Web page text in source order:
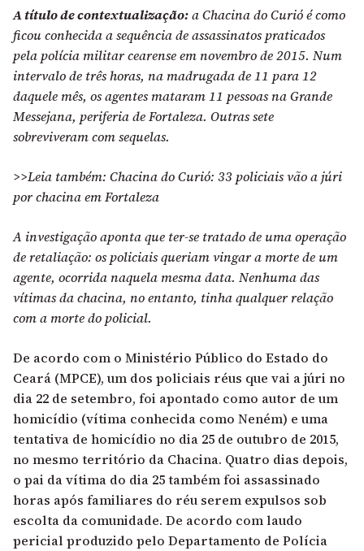
A título de contextualização:a Chacina do Curió é como
ficou conhecida a sequência de assassinatos praticados
pela polícia militar cearense em novembro de 2015. Num
intervalo de três horas, na madrugada de 11 para 12
daquele mês, os agentes mataram 11 pessoas na Grande
Messejana, periferia de Fortaleza. Outras sete
sobreviveram com sequelas.
>>Leia também: Chacina do Curió: 33 policiais vão a júri
por chacina em Fortaleza
A investigação aponta que ter-se tratado de uma operação
de retaliação: os policiais queriam vingar a morte de um
agente, ocorrida naquela mesma data. Nenhuma das
vítimas da chacina, no entanto, tinha qualquer relação
com a morte do policial.
De acordo com o Ministério Público do Estado do
Ceará (MPCE), um dos policiais réus que vai a júri no
dia 22 de setembro, foi apontado como autor de um
homicídio (vítima conhecida como Neném) e uma
tentativa de homicídio no dia 25 de outubro de 2015,
no mesmo território da Chacina. Quatro dias depois,
o pai da vítima do dia 25 também foi assassinado
horas após familiares do réu serem expulsos sob
escolta da comunidade. De acordo com laudo
pericial produzido pelo Departamento de Polícia